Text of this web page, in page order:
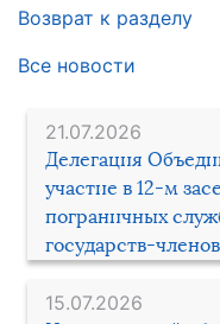
21.07.2026
Делегация
участие в 12-м
пограничных
государств-
15.07.2026
Возврат к разделу
Все новости